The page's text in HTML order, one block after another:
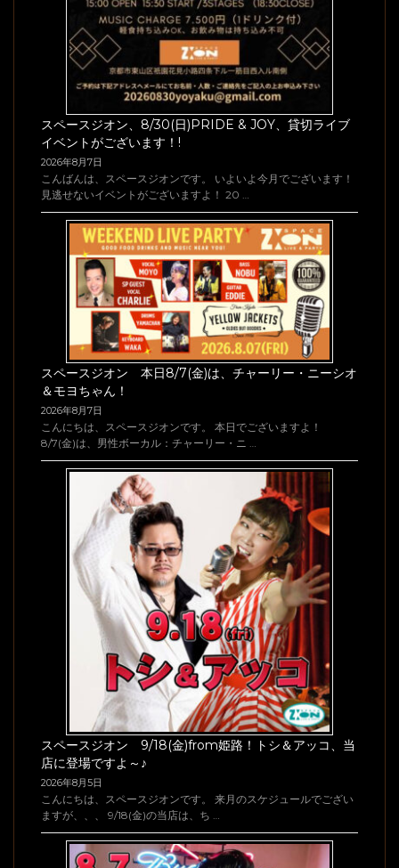
スペースジオン、8/30(日)PRIDE & JOY、貸切ライブ
イベントがございます！!
2026年8月7日
こんばんは、スペースジオンです。 いよいよ今月でございます！
見逃せないイベントがございますよ！ 20 …
スペースジオン 本日8/7(金)は、チャーリー・ニーシオ
＆モヨちゃん！
2026年8月7日
こんにちは、スペースジオンです。 本日でございますよ！
8/7(金)は、男性ボーカル：チャーリー・ニ …
スペースジオン 9/18(金)from姫路！トシ＆アッコ、当
店に登場ですよ～♪
2026年8月5日
こんにちは、スペースジオンです。 来月のスケジュールでござい
ますが、、、 9/18(金)の当店は、ち …